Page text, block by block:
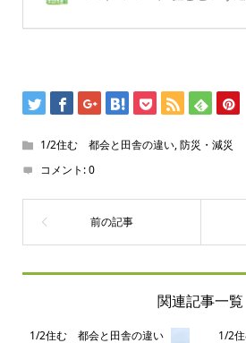
1/2住む 都会と田舎の違い,防災・減災
コメント:0
関連記事一覧
1/2住む 都会と田舎の違い 1/2